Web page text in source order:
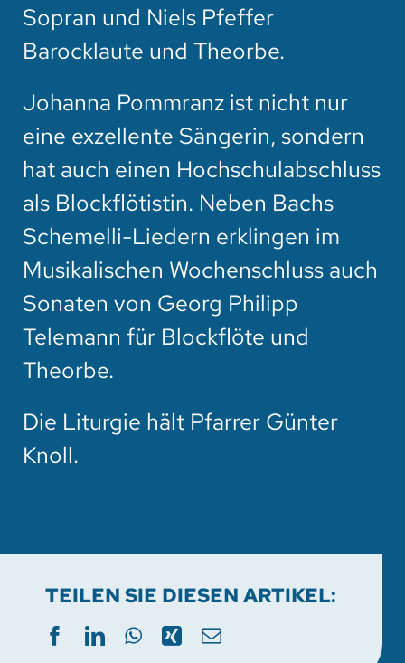
Sopran und Niels Pfeffer
Barocklaute und Theorbe.
Johanna Pommranz ist nicht nur
eine exzellente Sängerin, sondern
hat auch einen Hochschulabschluss
als Blockflötistin. Neben Bachs
Schemelli-Liedern erklingen im
Musikalischen Wochenschluss auch
Sonaten von Georg Philipp
Telemann für Blockflöte und
Theorbe.
Die Liturgie hält Pfarrer Günter
Knoll.
TEILEN SIE DIESEN ARTIKEL: